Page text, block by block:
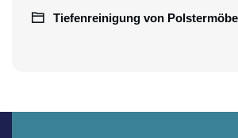
Tiefenreinigung von